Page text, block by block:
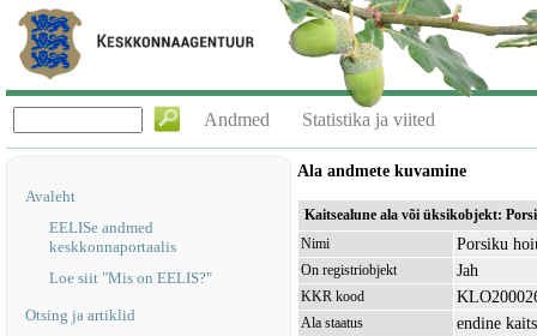
Andmed Statistika ja viited
Avaleht
EELISe andmed
keskkonnaportaalis
Loe siit "Mis on EELIS?"
Otsing ja artiklid
Ala andmete kuvamine
Kaitsealune ala või üksikobjekt:
Nimi
Porsiku
On registriobjekt Jah
KKR kood
Ala staatus endine